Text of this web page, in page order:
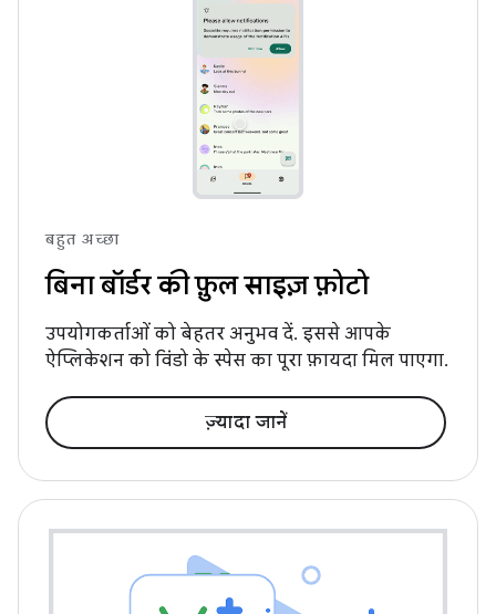
बहुत अच्छा
बिना बॉर्डर की फ़ुल साइज़ फ़ोटो
उपयोगकर्ताओं को बेहतर अनुभव दें. इससे आपके
ऐप्लिकेशन को विंडो के स्पेस का पूरा फ़ायदा मिल पाएगा.
ज़्यादा जानें